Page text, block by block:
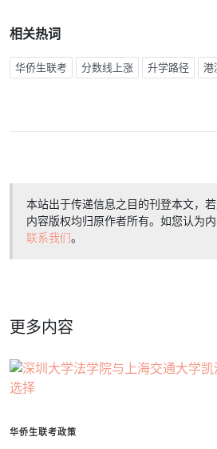
相关热词
华侨生联考 分数线上涨 升学路径 港
本站出于传递信息之目的刊登本文，若
内容版权均归原作者所有。如您认为
联系我们。
更多内容
华侨生联考政策